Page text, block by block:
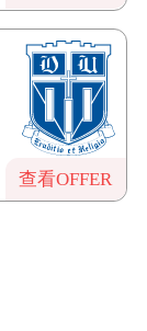
查看OFFER